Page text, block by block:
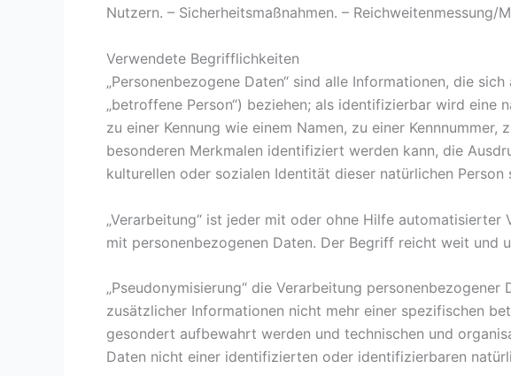
Nutzern. – Sicherheitsmaßnahmen. – Reichweitenmessung/
Verwendete Begrifflichkeiten
„Personenbezogene Daten“ sind alle Informationen, die
„betroffene Person“) beziehen; als identifizierbar wird
zu einer Kennung wie einem Namen, zu einer
besonderen Merkmalen identifiziert werden kann, die
kulturellen oder sozialen Identität dieser natürlichen Person
„Verarbeitung“ ist jeder mit oder ohne Hilfe
mit personenbezogenen Daten. Der Begriff reicht weit und
„Pseudonymisierung“ die Verarbeitung
zusätzlicher Informationen nicht mehr einer spezifischen
gesondert aufbewahrt werden und technischen und
Daten nicht einer identifizierten oder identifizierbaren